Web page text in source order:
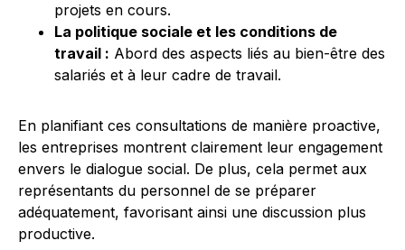
projets en cours.
La politique sociale et les conditions de
travail : Abord des aspects liés au bien-être des
salariés et à leur cadre de travail.
En planifiant ces consultations de manière proactive,
les entreprises montrent clairement leur engagement
envers le dialogue social. De plus, cela permet aux
représentants du personnel de se préparer
adéquatement, favorisant ainsi une discussion plus
productive.